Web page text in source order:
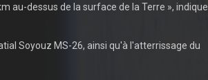
au-dessus de la surface de la Terre », indique
Soyouz MS-26, ainsi qu'à l'atterrissage du